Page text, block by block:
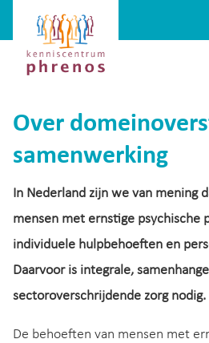
Kenniscentrum
Phrenos
website
Over
samenwerking
In Nederland zijn we van mening
mensen met ernstige psychische
individuele hulpbehoeften en
Daarvoor is integrale,
sectoroverschrijdende zorg nodig.
De behoeften van mensen met